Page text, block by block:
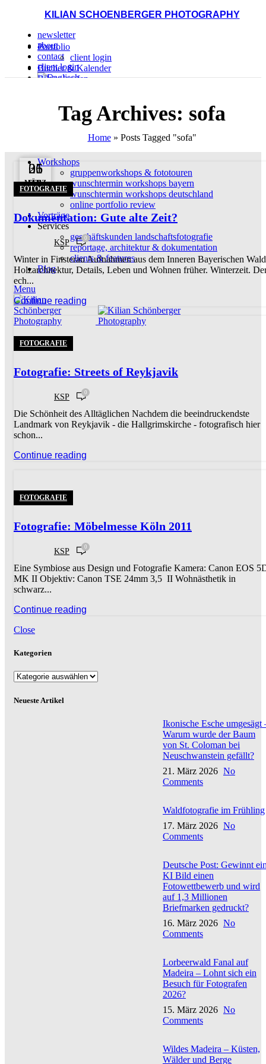
KILIAN SCHOENBERGER PHOTOGRAPHY
newsletter
about
contact
client login
KILIAN SCHÖNBERGER PHOTOGRAPHY
Portfolio
client login
Bücher & Kalender
Bilder kaufen
Workshops
gruppenworkshops & fototouren
wunschtermin workshops bayern
wunschtermin workshops deutschland
online portfolio review
Vorträge
Services
geschäftskunden landschaftsfotografie
reportage, architektur & dokumentation
clients & features
Blog
Menu
Tag Archives: sofa
Home» Posts Tagged "sofa"
31
MÄRZ
FOTOGRAFIE
Dokumentation: Gute alte Zeit?
KSP 0
Winter in Finsterau Aufnahmen aus dem Inneren Bayerischen
Holzarchitektur, Details, Leben und Wohnen früher. Winterzeit.
ech...
Continue reading
05
FEB.
FOTOGRAFIE
Fotografie: Streets of Reykjavik
KSP 0
Die Schönheit des Alltäglichen Nachdem die beeindruckendste
Landmark von Reykjavik - die Hallgrimskirche - fotografisch hier
schon...
Continue reading
26
JAN.
FOTOGRAFIE
Fotografie: Möbelmesse Köln 2011
KSP 0
Eine Symbiose aus Design und Fotografie Kamera: Canon EOS
MK II Objektiv: Canon TSE 24mm 3,5 II Wohnästhetik in
schwarz...
Continue reading
Close
Kategorien
Kategorien
Neueste Artikel
Ikonische Esche umgesägt
Warum wurde der Baum
von St. Coloman bei
Neuschwanstein gefällt?
21. März 2026 No
Comments
Waldfotografie im Frühling
17. März 2026 No
Comments
Deutsche Post: Gewinnt
KI Bild einen
Fotowettbewerb und wird
auf 1,3 Millionen
Briefmarken gedruckt?
16. März 2026 No
Comments
Lorbeerwald Fanal auf
Madeira – Lohnt sich ein
Besuch für Fotografen
2026?
15. März 2026 No
Comments
Wildes Madeira – Küsten,
Wälder und Berge